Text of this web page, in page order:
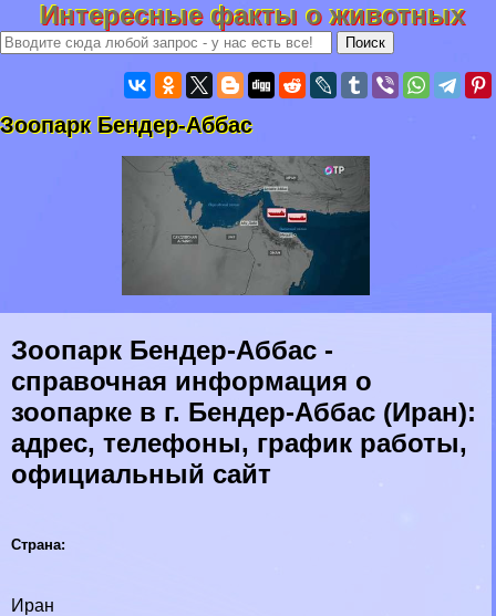
Интересные факты о животных
Зоопарк Бендер-Аббас
Зоопарк Бендер-Аббас -
справочная информация о
зоопарке в г. Бендер-Аббас (Иран):
адрес, телефоны, график работы,
официальный сайт
Страна:
Иран